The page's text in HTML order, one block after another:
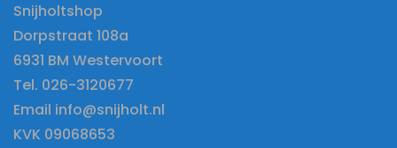
Snijholtshop
Dorpstraat 108a
6931 BM Westervoort
Tel. 026-3120677
Email info@snijholt.nl
KVK 09068653